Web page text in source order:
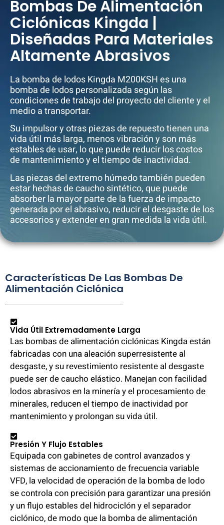
Bombas De Alimentación
Ciclónicas Kingda |
Diseñadas Para Materiales
Altamente Abrasivos
La bomba de lodos Kingda M200KSH es una
bomba de lodos personalizada según las
condiciones de trabajo del proyecto del cliente y el
medio a transportar.
Su impulsor y otras piezas de repuesto tienen una
vida útil más larga, menos vibración y son más
estables de usar, lo que puede reducir los costos
de mantenimiento y el tiempo de inactividad.
Las piezas del extremo húmedo también pueden
estar hechas de caucho sintético, que puede
absorber la mayor parte de la fuerza de impacto
generada por el abrasivo, reducir el desgaste de los
accesorios y extender en gran medida la vida útil.
Características De Las Bombas De
Alimentación Ciclónica
Vida Útil Extremadamente Larga
Las bombas de alimentación ciclónicas Kingda están
fabricadas con una aleación superresistente al
desgaste, y su revestimiento resistente al desgaste
puede ser de caucho elástico. Manejan con facilidad
lodos abrasivos en la minería y el procesamiento de
minerales, reducen el tiempo de inactividad por
mantenimiento y prolongan su vida útil.
Presión Y Flujo Estables
Equipada con gabinetes de control avanzados y
sistemas de accionamiento de frecuencia variable
VFD, la velocidad de operación de la bomba de lodo
se controla con precisión para garantizar una presión
y un flujo estables del hidrociclón y el separador
ciclónico, de modo que la bomba de alimentación